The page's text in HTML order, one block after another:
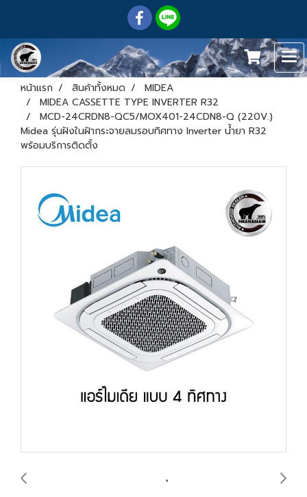
หน้าแรก สินค้าทั้งหมด
MIDEA
MIDEA CASSETTE TYPE INVERTER R32
MCD-24CRDN8-QC5/MOX401-24CDN8-Q (220V.)
Midea รุ่นฝังในฝ้ากระจายลมรอบทิศทาง Inverter น้ำยา R32
พร้อมบริการติดตั้ง